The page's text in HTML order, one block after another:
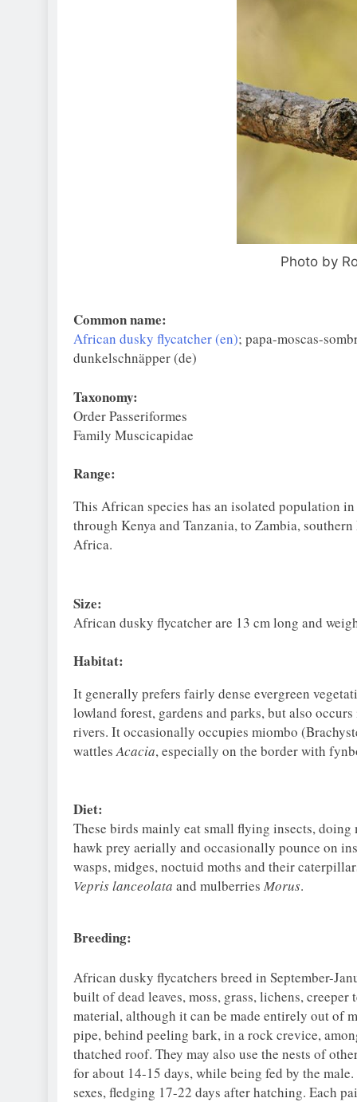
Photo by
Common name:
African dusky flycatcher (en); papa-moscas-
dunkelschnäpper (de)
Taxonomy:
Order Passeriformes
Family Muscicapidae
Range:
This African species has an isolated population
through Kenya and Tanzania, to Zambia,
Africa.
Size:
African dusky flycatcher are 13 cm long and
Habitat:
It generally prefers fairly dense evergreen
lowland forest, gardens and parks, but also
rivers. It occasionally occupies miombo
wattles Acacia, especially on the border with
Diet:
These birds mainly eat small flying insects,
hawk prey aerially and occasionally pounce on
wasps, midges, noctuid moths and their
Vepris lanceolata and mulberries Morus.
Breeding:
African dusky flycatchers breed in September-
built of dead leaves, moss, grass, lichens,
material, although it can be made entirely out of
pipe, behind peeling bark, in a rock crevice,
thatched roof. They may also use the nests of
for about 14-15 days, while being fed by the
sexes, fledging 17-22 days after hatching. Each